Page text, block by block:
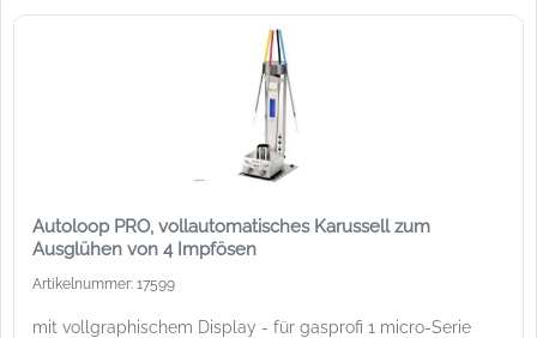
Autoloop PRO, vollautomatisches Karussell zum
Ausglühen von 4 Impfösen
Artikelnummer: 17599
mit vollgraphischem Display - für gasprofi 1 micro-Serie